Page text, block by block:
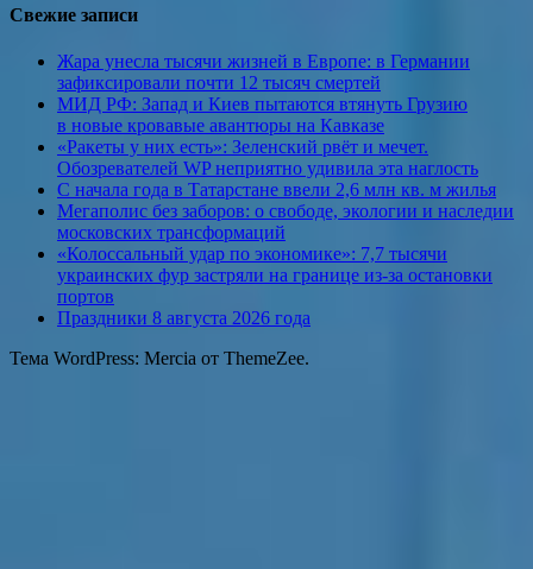
Свежие записи
Жара унесла тысячи жизней в Европе: в Германии
зафиксировали почти 12 тысяч смертей
МИД РФ: Запад и Киев пытаются втянуть Грузию
в новые кровавые авантюры на Кавказе
«Ракеты у них есть»: Зеленский рвёт и мечет.
Обозревателей WP неприятно удивила эта наглость
С начала года в Татарстане ввели 2,6 млн кв. м жилья
Мегаполис без заборов: о свободе, экологии и наследии
московских трансформаций
«Колоссальный удар по экономике»: 7,7 тысячи
украинских фур застряли на границе из-за остановки
портов
Праздники 8 августа 2026 года
Тема WordPress: Mercia от ThemeZee.